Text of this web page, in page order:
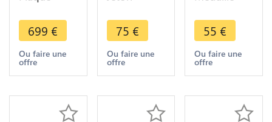
Française
Algerie
1930 Alger
sur bois
699 €
Ou faire une
offre
Francs
Génie Malt
Kneipp 66
Bld
Paris 1926
75 €
Ou faire une
offre
Verdun
contre
l'attaque
Allemande
Vernier
55 €
Ou faire une
offre